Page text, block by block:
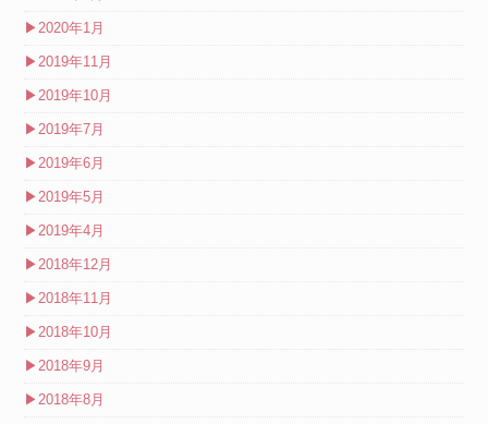
▶2020年1月
▶2019年11月
▶2019年10月
▶2019年7月
▶2019年6月
▶2019年5月
▶2019年4月
▶2018年12月
▶2018年11月
▶2018年10月
▶2018年9月
▶2018年8月